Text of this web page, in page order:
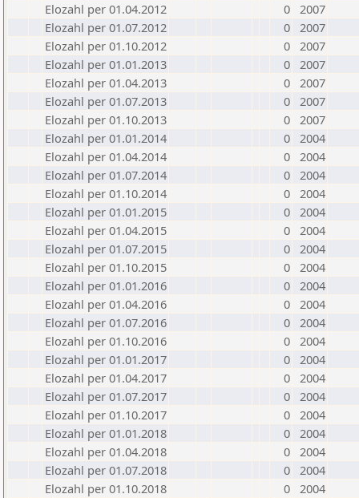
Elozahl per 01.04.2012
0 2007
Elozahl per 01.07.2012
0 2007
Elozahl per 01.10.2012
0 2007
Elozahl per 01.01.2013
0 2007
Elozahl per 01.04.2013
0 2007
Elozahl per 01.07.2013
0 2007
Elozahl per 01.10.2013
0 2007
Elozahl per 01.01.2014
0 2004
Elozahl per 01.04.2014
0 2004
Elozahl per 01.07.2014
0 2004
Elozahl per 01.10.2014
0 2004
Elozahl per 01.01.2015
0 2004
Elozahl per 01.04.2015
0 2004
Elozahl per 01.07.2015
0 2004
Elozahl per 01.10.2015
0 2004
Elozahl per 01.01.2016
0 2004
Elozahl per 01.04.2016
0 2004
Elozahl per 01.07.2016
0 2004
Elozahl per 01.10.2016
0 2004
Elozahl per 01.01.2017
0 2004
Elozahl per 01.04.2017
0 2004
Elozahl per 01.07.2017
0 2004
Elozahl per 01.10.2017
0 2004
Elozahl per 01.01.2018
0 2004
Elozahl per 01.04.2018
0 2004
Elozahl per 01.07.2018
0 2004
Elozahl per 01.10.2018
0 2004